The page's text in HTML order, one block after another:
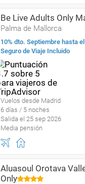
Be Live Adults Only
Palma de Mallorca
10% dto. Septiembre hasta
Seguro de Viaje Incluido
Vuelos desde Madrid
6 días / 5 noches
Salida el 25 sep 2026
Media pensión
Aluasoul Orotava
Only